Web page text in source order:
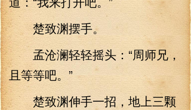
楚致渊摆手。
孟沧澜轻轻摇头：“周师兄，
且等等吧。”
楚致渊伸手一招，地上三颗